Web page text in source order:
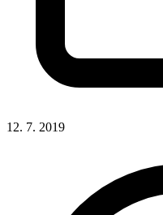
12. 7. 2019